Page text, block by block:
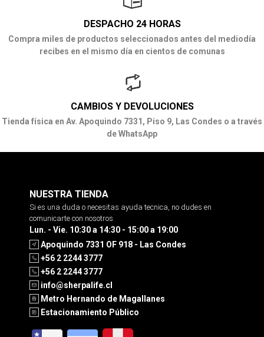
DESPACHO 24 HORAS
Compra miles de productos seleccionados antes del mediodía
recibes en el mismo día en cientos de comunas
CAMBIOS Y DEVOLUCIONES
Tienda física en Av. Apoquindo 7331, Piso 9, Las Condes o a través
de WhatsApp
NUESTRA TIENDA
Si es una duda o necesitas ayuda tecnica, no dudes en
comunicarte con nosotros
Lun. - Vie. 10:30 a 14:30 - 15:00 a 19:00
Apoquindo 7331 OF 918 - Las Condes
+56 2 2244 3777
+56 2 2244 3777
info@sherpalife.cl
Metro Hernando de Magallanes
Estacionamiento Público